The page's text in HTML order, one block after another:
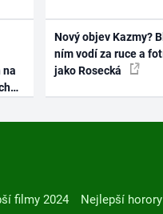
na
Nový objev Kazmy?
ním vodí za ruce a
jako Rosecká
filmy 2024 Nejlepší horory